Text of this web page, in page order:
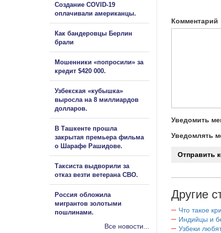
Комментарий
Уведомить
Уведомлять
Другие
Что такое
Индийцы и
Узбеки
Создание COVID-19
оплачивали американцы.
Как бандеровцы Берлин
брали
Мошенники «попросили» за
кредит $420 000.
Узбекская «кубышка»
выросла на 8 миллиардов
долларов.
В Ташкенте прошла
закрытая премьера фильма
о Шарафе Рашидове.
Таксиста выдворили за
отказ везти ветерана СВО.
Россия обложила
мигрантов золотыми
пошлинами.
Все новости...